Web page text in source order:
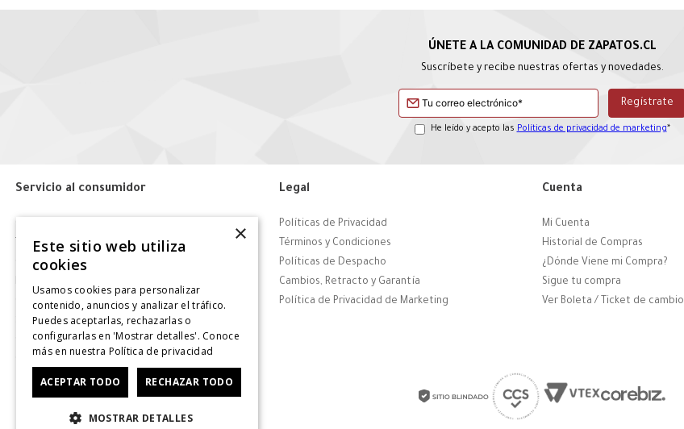
Suscríbete y recibe nuestras ofertas y novedades.
He leído y acepto las Políticas de privacidad de marketing*
Servicio al consumidor
Tiendas
Contáctanos
Giftcard
Solicitar Factura
CyberDay
Legal
Políticas de Privacidad
Términos y Condiciones
Políticas de Despacho
Cambios, Retracto y Garantía
Política de Privacidad de Marketing
Cuenta
Mi Cuenta
Historial de Compras
¿Dónde Viene mi Compra?
Sigue tu compra
Ver Boleta / Ticket de cambio
×
Este sitio web utiliza
cookies
Usamos cookies para personalizar
contenido, anuncios y analizar el tráfico.
Puedes aceptarlas, rechazarlas o
configurarlas en 'Mostrar detalles'. Conoce
más en nuestra Política de privacidad
ACEPTAR TODO RECHAZAR TODO
MOSTRAR DETALLES